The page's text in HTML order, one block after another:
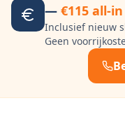
— €115 all-in
Inclusief nieuw
Geen